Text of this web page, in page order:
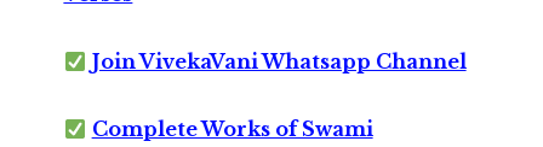
Join VivekaVani Whatsapp Channel
Complete Works of Swami